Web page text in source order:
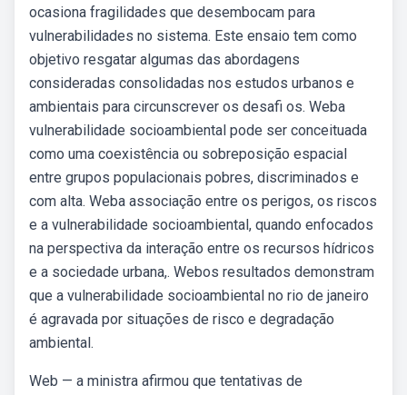
ocasiona fragilidades que desembocam para
vulnerabilidades no sistema. Este ensaio tem como
objetivo resgatar algumas das abordagens
consideradas consolidadas nos estudos urbanos e
ambientais para circunscrever os desafi os. Weba
vulnerabilidade socioambiental pode ser conceituada
como uma coexistência ou sobreposição espacial
entre grupos populacionais pobres, discriminados e
com alta. Weba associação entre os perigos, os riscos
e a vulnerabilidade socioambiental, quando enfocados
na perspectiva da interação entre os recursos hídricos
e a sociedade urbana,. Webos resultados demonstram
que a vulnerabilidade socioambiental no rio de janeiro
é agravada por situações de risco e degradação
ambiental.
Web — a ministra afirmou que tentativas de